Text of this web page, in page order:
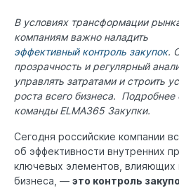
В условиях трансформации
компаниям важно наладить
эффективный контроль закупок.
прозрачность и регулярный
управлять затратами и строить
роста всего бизнеса.
командыELMA365 Закупки.
Сегодня российские компании
об эффективности внутренних
ключевых элементов, влияющих
бизнеса, — это контроль